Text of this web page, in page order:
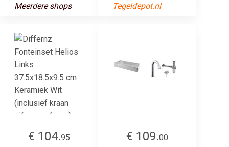
Meerdere shops Tegeldepot.nl
€ 104.95
€ 109.00